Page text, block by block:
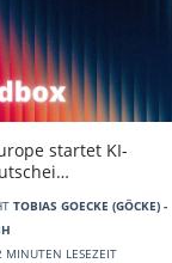
startet KI-
TOBIAS GOECKE (GÖCKE) -
LESEZEIT